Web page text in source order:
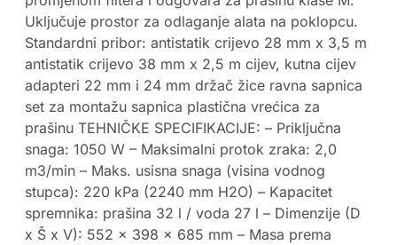
Uključuje prostor za odlaganje alata na poklopcu.
Standardni pribor: antistatik crijevo 28 mm x 3,5 m
antistatik crijevo 38 mm x 2,5 m cijev, kutna cijev
adapteri 22 mm i 24 mm držač žice ravna sapnica
set za montažu sapnica plastična vrećica za
prašinu TEHNIČKE SPECIFIKACIJE: – Priključna
snaga: 1050 W – Maksimalni protok zraka: 2,0
m3/min – Maks. usisna snaga (visina vodnog
stupca): 220 kPa (2240 mm H2O) – Kapacitet
spremnika: prašina 32 l / voda 27 l – Dimenzije (D
x Š x V): 552 x 398 x 685 mm – Masa prema